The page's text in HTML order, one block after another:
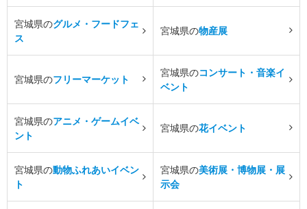
宮城県のグルメ・フードフェ
ス
宮城県の物産展
宮城県のフリーマーケット
宮城県のコンサート・音楽イ
ベント
宮城県のアニメ・ゲームイベ
ント
宮城県の花イベント
宮城県の動物ふれあいイベン
ト
宮城県の美術展・博物展・展
示会